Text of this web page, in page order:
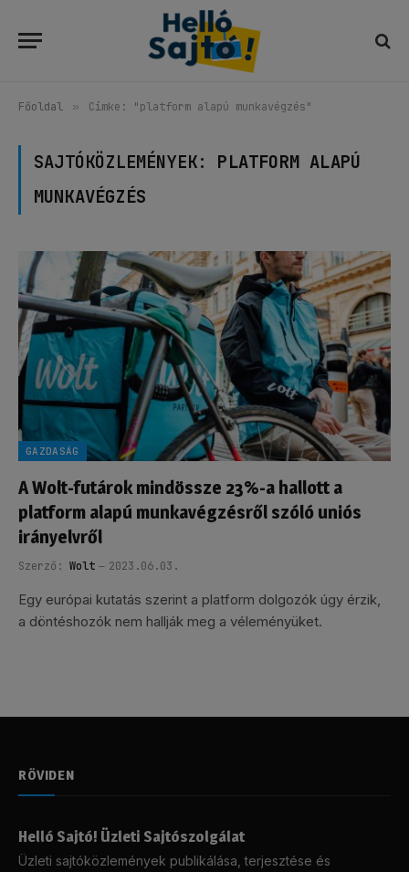
Főoldal » Címke: "platform alapú munkavégzés"
SAJTÓKÖZLEMÉNYEK: PLATFORM ALAPÚ
MUNKAVÉGZÉS
GAZDASÁG
A Wolt-futárok mindössze 23%-a hallott a
platform alapú munkavégzésről szóló uniós
irányelvről
Szerző: Wolt 2023.06.03.
Egy európai kutatás szerint a platform dolgozók úgy érzik,
a döntéshozók nem hallják meg a véleményüket.
RÖVIDEN
Helló Sajtó! Üzleti Sajtószolgálat
Üzleti sajtóközlemények publikálása, terjesztése és